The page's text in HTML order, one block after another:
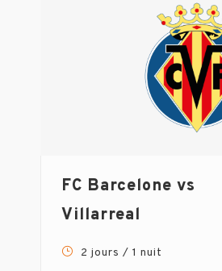
FC Barcelone vs
Villarreal
2 jours / 1 nuit